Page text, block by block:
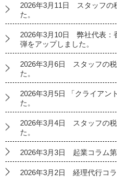
2026年3月11日 スタッフの
た。
2026年3月10日 弊社代表：
弾をアップしました。
2026年3月6日 スタッフの
た。
2026年3月5日 「クライアン
た。
2026年3月4日 スタッフの
た。
2026年3月3日 起業コラム第
2026年3月2日 経理代行コラ